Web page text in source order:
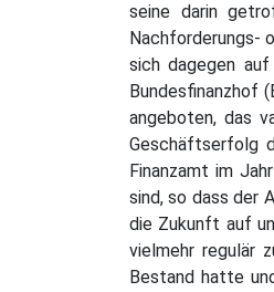
seine darin
Nachforderungs-
sich dagegen
Bundesfinanzhof
angeboten, das
Geschäftserfolg
Finanzamt im
sind, so dass der
die Zukunft auf
vielmehr regulär
Bestand hatte